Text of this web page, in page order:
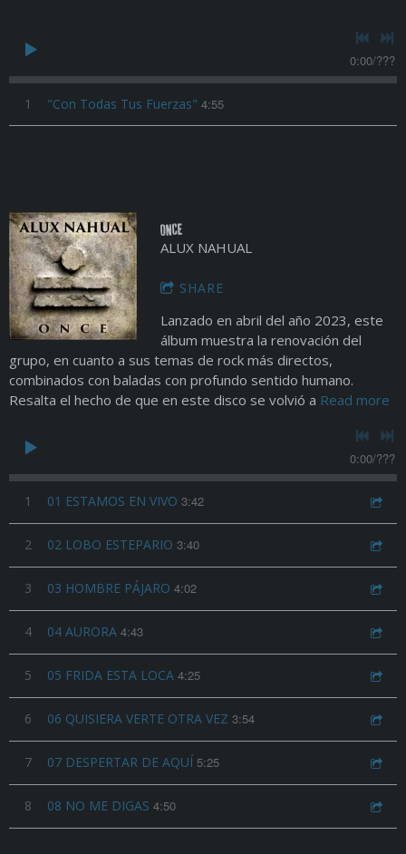
0:00/???
1 "Con Todas Tus Fuerzas" 4:55
ONCE
ALUX NAHUAL
SHARE
Lanzado en abril del año 2023, este
álbum muestra la renovación del
grupo, en cuanto a sus temas de rock más directos,
combinados con baladas con profundo sentido humano.
Resalta el hecho de que en este disco se volvió a Read more
0:00/???
1 01 ESTAMOS EN VIVO 3:42
2 02 LOBO ESTEPARIO 3:40
3 03 HOMBRE PÁJARO 4:02
4 04 AURORA 4:43
5 05 FRIDA ESTA LOCA 4:25
6 06 QUISIERA VERTE OTRA VEZ 3:54
7 07 DESPERTAR DE AQUÍ 5:25
8 08 NO ME DIGAS 4:50